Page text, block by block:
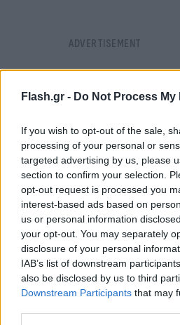
Flash.gr - Do Not Process
If you wish to opt-out of the sale,
processing of your personal or
targeted advertising by us, please
section to confirm your selection.
opt-out request is processed you
interest-based ads based on
us or personal information
your opt-out. You may separately
disclosure of your personal
IAB’s list of downstream
also be disclosed by us to third
Downstream Participants that may
Παράλληλα, ο επικεφαλής